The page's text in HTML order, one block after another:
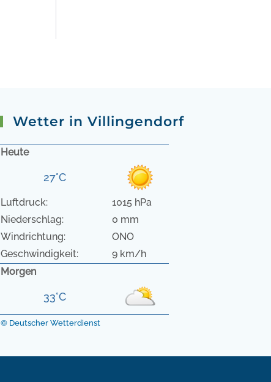
Wetter in Villingendorf
Heute
27°C
Luftdruck:
1015 hPa
Niederschlag:
0 mm
Windrichtung:
ONO
Geschwindigkeit:
9 km/h
Morgen
33°C
© Deutscher Wetterdienst